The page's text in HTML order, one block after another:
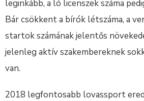
leginkább, a ló licenszek száma
Bár csökkent a bírók létszáma, a
startok számának jelentős
jelenleg aktív szakembereknek
van.
2018 legfontosabb lovassport